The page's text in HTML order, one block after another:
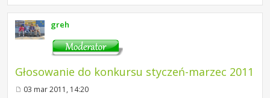
greh
Głosowanie do konkursu styczeń-marzec 2011
03 mar 2011, 14:20